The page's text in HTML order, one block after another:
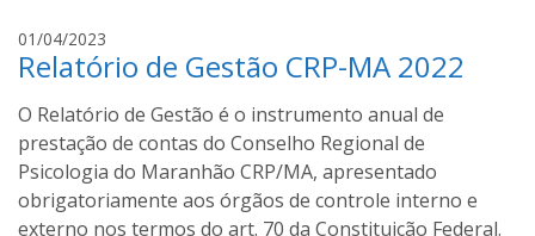
01/04/2023
s
e
m
i
r
o
Relatório de Gestão CRP-MA 2022
O Relatório de Gestão é o instrumento anual de
prestação de contas do Conselho Regional de
Psicologia do Maranhão CRP/MA, apresentado
obrigatoriamente aos órgãos de controle interno e
externo nos termos do art. 70 da Constituição Federal.